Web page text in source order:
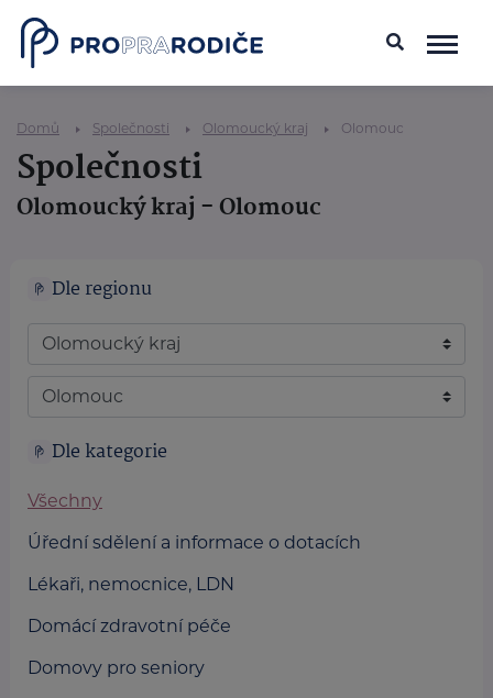
Domů Společnosti Olomoucký kraj Olomouc
Společnosti
Olomoucký kraj - Olomouc
Dle regionu
Dle kategorie
Všechny
Úřední sdělení a informace o dotacích
Lékaři, nemocnice, LDN
Domácí zdravotní péče
Domovy pro seniory